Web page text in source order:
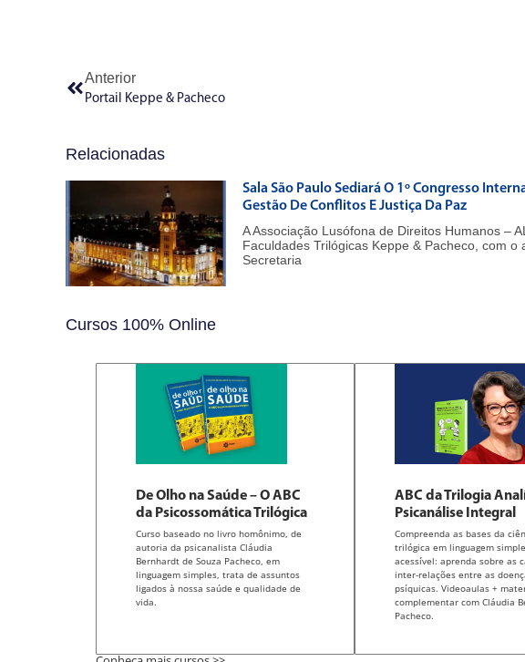
Anterior
Portail Keppe & Pacheco
Relacionadas
Sala São Paulo Sediará O 1º Congresso
Gestão De Conflitos E Justiça Da Paz
A Associação Lusófona de Direitos Humanos –
Faculdades Trilógicas Keppe & Pacheco, com o
Secretaria
Cursos 100% Online
De Olho na Saúde – O ABC
da Psicossomática Trilógica
Curso baseado no livro homônimo, de
autoria da psicanalista Cláudia
Bernhardt de Souza Pacheco, em
linguagem simples, trata de assuntos
ligados à nossa saúde e qualidade de
vida.
ABC da Trilogia
Psicanálise Integral
Compreenda as bases da
trilógica em linguagem
acessível: aprenda sobre as
inter-relações entre as
psíquicas. Videoaulas +
complementar com Cláudia
Pacheco.